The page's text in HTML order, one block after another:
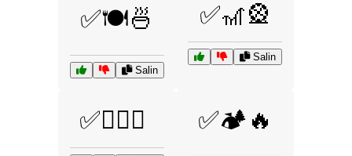
✅🍽️🍜
Salin
✅🎢🎡
Salin
✅🏄‍♂️🌊 ✅🏕️🔥